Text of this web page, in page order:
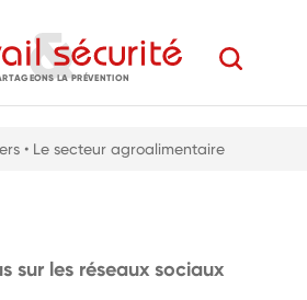
LA PRÉVENTION
• Le secteur agroalimentaire
sur les réseaux sociaux